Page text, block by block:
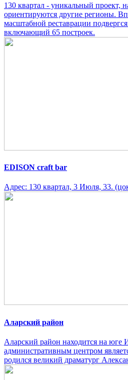
130 квартал - уникальный проект,
ориентируются другие регионы.
масштабной реставрации
включающий 65 построек.
EDISON craft bar
Адрес: 130 квартал, 3 Июля, 33.
Аларский район
Аларский район находится на юге
административным центром
родился великий драматург